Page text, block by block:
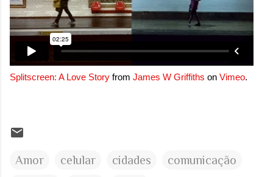
Splitscreen: A Love Story from James W Griffiths on Vimeo.
Amor celular cidades
comunicação